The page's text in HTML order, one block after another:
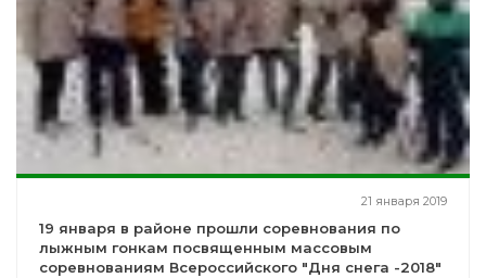
21 января 2019
19 января в районе прошли соревнования по
лыжным гонкам посвященным массовым
соревнованиям Всероссийского "Дня снега -2018"